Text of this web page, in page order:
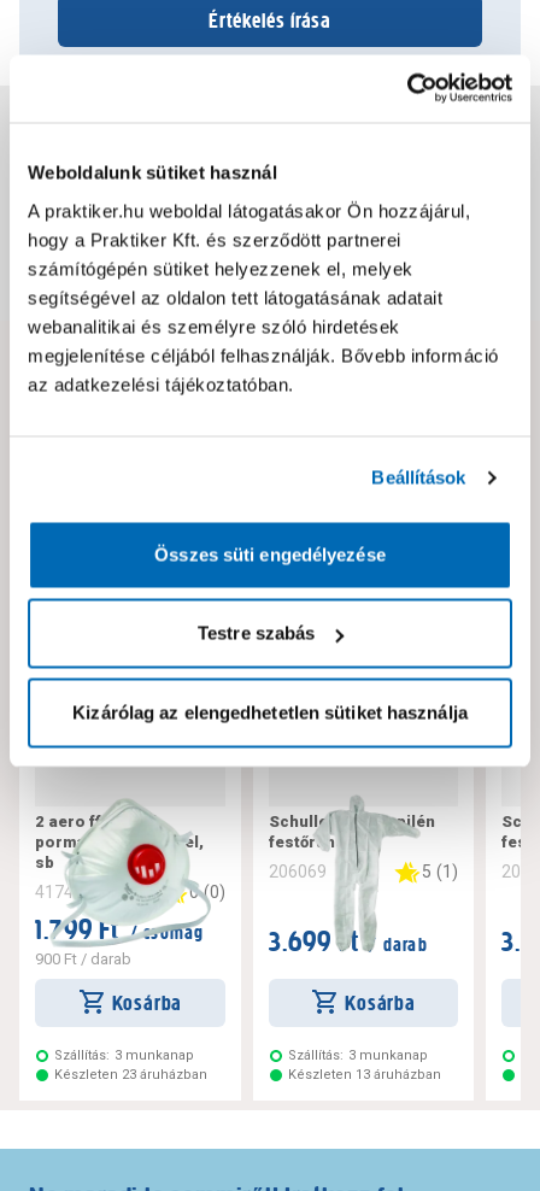
Weboldalunk sütiket használ
A praktiker.hu weboldal látogatásakor Ön hozzájárul,
hogy a Praktiker Kft. és szerződött partnerei
számítógépén sütiket helyezzenek el, melyek
segítségével az oldalon tett látogatásának adatait
webanalitikai és személyre szóló hirdetések
megjelenítése céljából felhasználják. Bővebb információ
az adatkezelési tájékoztatóban.
Beállítások
Összes süti engedélyezése
Testre szabás
Kizárólag az elengedhetetlen sütiket használja
Értékelés írása
Csomagolási és súly információk
Dokumentumok, felelős személy
Hibát találtál az oldalon vagy a termék leírásában?
2 aero ffp2, 2 db
pormaszk, szeleppel,
sb
417443 0 (0)
1.799 Ft / csomag
900 Ft / darab
Kosárba
Szállítás: 3 munkanap
Készleten 23 áruházban
Schuller polipropilén
festőruha l
206069 5 (1)
3.699 Ft / darab
Kosárba
Szállítás: 3 munkanap
Készleten 13 áruházban